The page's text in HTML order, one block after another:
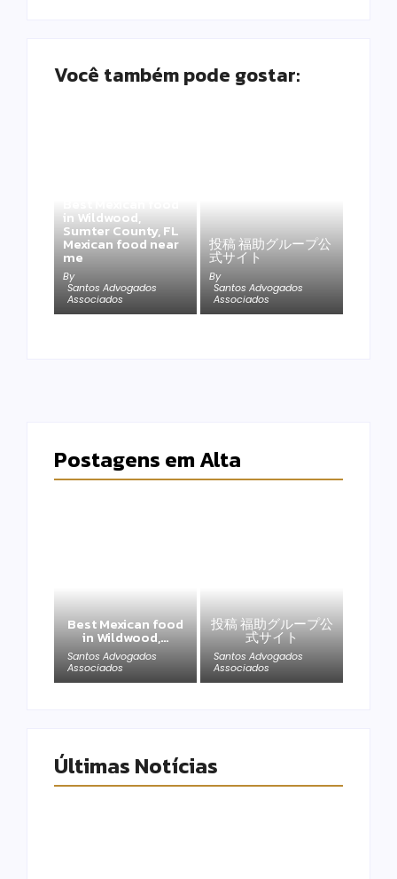
Você também pode gostar:
in Wildwood,
Sumter County, FL
Mexican food near
me
By
Santos Advogados
Associados
投稿 福助グループ公
式サイト
By
Santos Advogados
Associados
Postagens em Alta
Best Mexican food
in Wildwood,…
Santos Advogados
Associados
投稿 福助グループ公
式サイト
Santos Advogados
Associados
Últimas Notícias